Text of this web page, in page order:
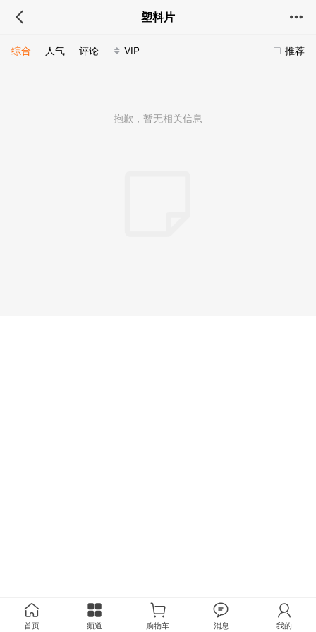
塑料片
推荐
综合 人气 评论 VIP
抱歉，暂无相关信息
首页 频道 购物车 消息 我的